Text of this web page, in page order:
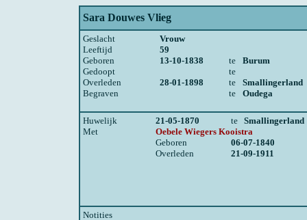
Sara Douwes Vlieg
Geslacht
Vrouw
Leeftijd
59
Geboren
13-10-1838 te
Burum
Gedoopt
te
Overleden
28-01-1898 te
Smallingerland
Begraven
te Oudega
Huwelijk 21-05-1870 te Smallingerland
Met
Oebele Wiegers Kooistra
Geboren
06-07-1840
Overleden
21-09-1911
Notities